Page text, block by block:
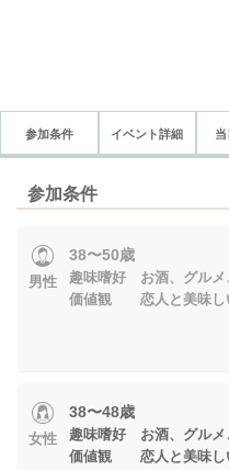
参加条件 イベント詳細
参加条件
男性
38〜50歳
趣味嗜好 お酒、グルメ
価値観 恋人と美味し
女性
38〜48歳
趣味嗜好 お酒、グルメ
価値観 恋人と美味し